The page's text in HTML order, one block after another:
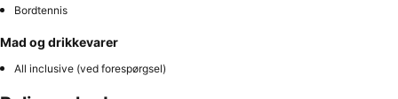
Bordtennis
Mad og drikkevarer
All inclusive (ved forespørgsel)